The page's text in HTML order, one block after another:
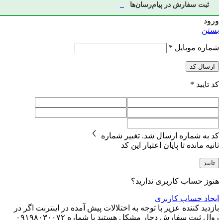
ثبت سفارش در پیام‌رسان‌ها
ورود
بستن
شماره موبایل *
ارسال کد
کد تایید *
کد به شماره ارسال شد. تغییر شماره
ثانیه مانده تا پایان اعتبار این کد
تایید
هنوز حساب کاربری ندارید؟
ایجاد حساب کاربری
بازدید کننده عزیز با توجه به اختلالات پیش آمده در اینترنت اگر در
روال ثبت سفارش دچار مشکل هستید با شماره ۰۹۱۹۸۰۳۰۰۷۲